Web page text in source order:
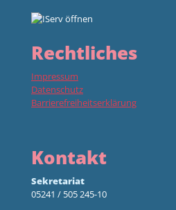
Rechtliches
Impressum
Datenschutz
Barrierefreiheitserklärung
Kontakt
Sekretariat
05241 / 505 245-10